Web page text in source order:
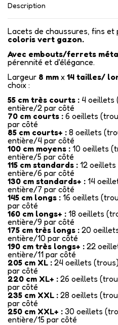
Description
Lacets de chaussures, fins et
coloris vert gazon.
Avec embouts/ferrets
pérennité et d'élégance.
Largeur 8 mm x 14 tailles/
choix :
55 cm très courts : 4 oeillets
entière/2 par côté
70 cm courts : 6 oeillets
par côté
85 cm courts+ : 8 oeillets
entière/4 par côté
100 cm moyens : 10 oeillets
entière/5 par côté
115 cm standards : 12
entière/6 par côté
130 cm standards+ : 14
entière/7 par côté
145 cm longs : 16 oeillets
par côté
160 cm longs+ : 18 oeillets
entière/9 par côté
175 cm très longs : 20
entière/10 par côté
190 cm très longs+ : 22
entière/11 par côté
205 cm XL : 24 oeillets
par côté
220 cm XL+ : 26 oeillets
par côté
235 cm XXL : 28 oeillets
par côté
250 cm XXL+ : 30 oeillets
entière/15 par côté